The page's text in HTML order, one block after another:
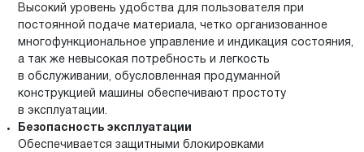
Высокий уровень удобства для пользователя при
постоянной подаче материала, четко организованное
многофункциональное управление и индикация состояния,
а так же невысокая потребность и легкость
в обслуживании, обусловленная продуманной
конструкцией машины обеспечивают простоту
в эксплуатации.
Безопасность эксплуатации
Обеспечивается защитными блокировками